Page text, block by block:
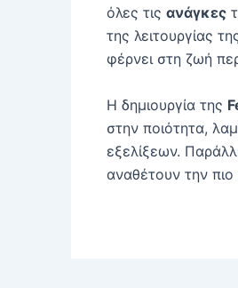
όλες τις ανάγκες
της λειτουργίας
φέρνει στη ζωή
Η δημιουργία της
στην ποιότητα,
εξελίξεων.
αναθέτουν την